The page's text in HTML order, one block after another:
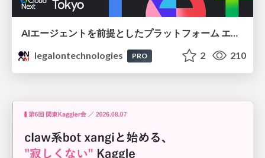
AIエージェントを前提としたプラットフォーム エンジニアリング：GKEで作るAgent-Ready Golden Path
legalontechnologies
PRO 2 210